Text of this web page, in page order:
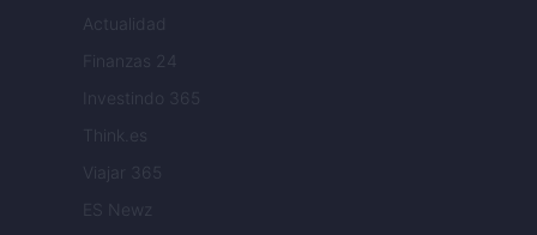
Actualidad
Finanzas 24
Investindo 365
Think.es
Viajar 365
ES Newz